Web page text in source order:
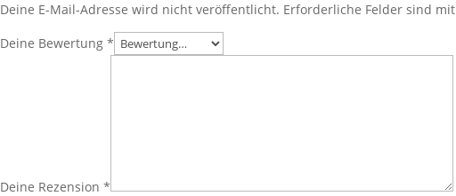
Deine E-Mail-Adresse wird nicht veröffentlicht. Erforderliche Felder sind mit
Deine Bewertung *
Deine Rezension *